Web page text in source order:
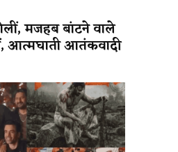
मजहब बांटने वाले
आत्मघाती आतंकवादी